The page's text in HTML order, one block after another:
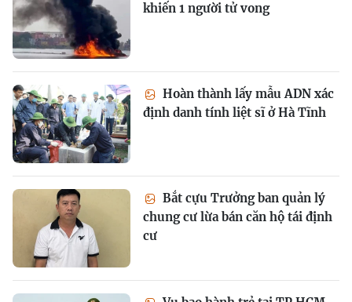
khiến 1 người tử vong
Hoàn thành lấy mẫu ADN xác
định danh tính liệt sĩ ở Hà Tĩnh
Bắt cựu Trưởng ban quản lý
chung cư lừa bán căn hộ tái định
cư